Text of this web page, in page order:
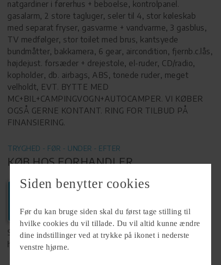
natgardiner i førerhus + beboelse, kontrolpanel.
gasalarm, 2 store tagluger, seler til 4, stor køleskab
med separat fryser, gasvarme + vandvarme, 3 gasblus,
TV medfølger, stor toilet med brus, kantsyede
bundmåtter, bakkamera, 6 gear, aircondition, fjernb.c.lås,
højdejust. forsæder + drejestole, el-ruder, CD/radio,
kopholder, db. airbags, ABS, tonede ruder, meget
velholdt, EVT. BYTTE MED
MC+BIL+CAMPINGVOGN+AUTOCAMPER. VI KØBER
OGSÅ GERNE KONTANT. RING FOR TILBUD PÅ
FINANSIERING.
TRYGHED - FØR - UNDER - EFTER
KØB HOS FORHANDLER
Ring
+45 40379010
Se komplet info på forhandlerens
hjemmeside
Siden benytter cookies
Før du kan bruge siden skal du først tage stilling til
hvilke cookies du vil tillade. Du vil altid kunne ændre
dine indstillinger ved at trykke på ikonet i nederste
venstre hjørne.